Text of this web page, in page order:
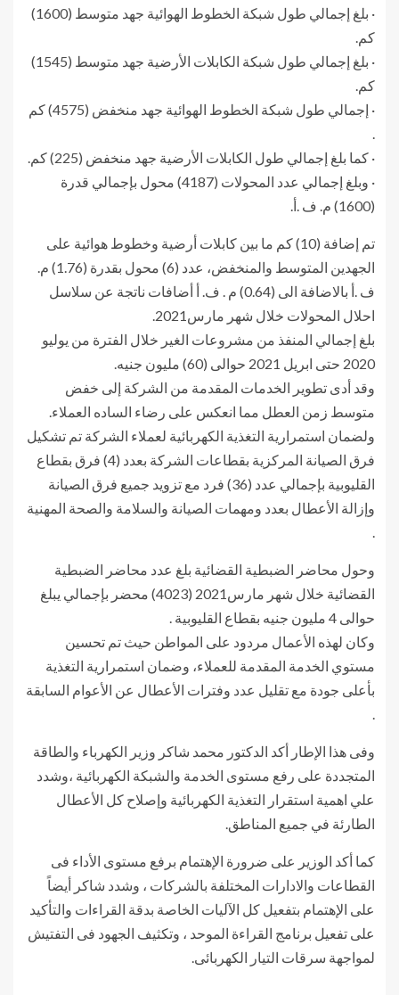
· بلغ إجمالي طول شبكة الخطوط الهوائية جهد متوسط (1600)
كم.
· بلغ إجمالي طول شبكة الكابلات الأرضية جهد متوسط (1545)
كم.
· إجمالي طول شبكة الخطوط الهوائية جهد منخفض (4575) كم
.
· كما بلغ إجمالي طول الكابلات الأرضية جهد منخفض (225) كم.
· وبلغ إجمالي عدد المحولات (4187) محول بإجمالي قدرة
(1600) م. ف .أ.
تم إضافة (10) كم ما بين كابلات أرضية وخطوط هوائية على
الجهدين المتوسط والمنخفض، عدد (6) محول بقدرة (1.76) م.
ف .أ بالاضافة الى (0.64) م . ف. أ أضافات ناتجة عن سلاسل
احلال المحولات خلال شهر مارس2021.
بلغ إجمالي المنفذ من مشروعات الغير خلال الفترة من يوليو
2020 حتى ابريل 2021 حوالى (60) مليون جنيه.
وقد أدى تطوير الخدمات المقدمة من الشركة إلى خفض
متوسط زمن العطل مما انعكس على رضاء الساده العملاء.
ولضمان استمرارية التغذية الكهربائية لعملاء الشركة تم تشكيل
فرق الصيانة المركزية بقطاعات الشركة بعدد (4) فرق بقطاع
القليوبية بإجمالي عدد (36) فرد مع تزويد جميع فرق الصيانة
وإزالة الأعطال بعدد ومهمات الصيانة والسلامة والصحة المهنية
.
وحول محاضر الضبطية القضائية بلغ عدد محاضر الضبطية
القضائية خلال شهر مارس2021 (4023) محضر بإجمالي يبلغ
حوالى 4 مليون جنيه بقطاع القليوبية .
وكان لهذه الأعمال مردود على المواطن حيث تم تحسين
مستوي الخدمة المقدمة للعملاء، وضمان استمرارية التغذية
بأعلى جودة مع تقليل عدد وفترات الأعطال عن الأعوام السابقة
.
وفى هذا الإطار أكد الدكتور محمد شاكر وزير الكهرباء والطاقة
المتجددة على رفع مستوى الخدمة والشبكة الكهربائية ،وشدد
علي اهمية استقرار التغذية الكهربائية وإصلاح كل الأعطال
الطارئة في جميع المناطق.
كما أكد الوزير على ضرورة الإهتمام برفع مستوى الأداء فى
القطاعات والادارات المختلفة بالشركات ، وشدد شاكر أيضاً
على الإهتمام بتفعيل كل الآليات الخاصة بدقة القراءات والتأكيد
على تفعيل برنامج القراءة الموحد ، وتكثيف الجهود فى التفتيش
لمواجهة سرقات التيار الكهربائى.